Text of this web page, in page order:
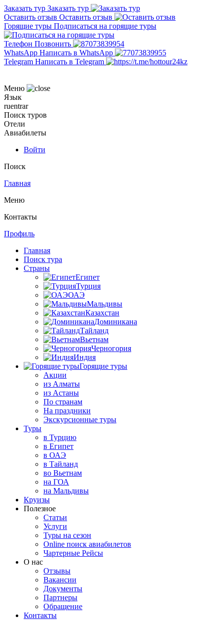
Заказать тур Заказать тур
Оставить отзыв Оставить отзыв
Горящие туры Подписаться на горящие туры
Телефон Позвонить
WhatsApp Написать в WhatsApp
Telegram Написать в Telegram
Меню
Язык
ruentrar
Поиск туров
Отели
Авиабилеты
Войти
Поиск
Главная
Меню
Контакты
Профиль
Главная
Поиск тура
Страны
Египет
Турция
ОАЭ
Мальдивы
Казахстан
Доминикана
Тайланд
Вьетнам
Черногория
Индия
Горящие туры
Акции
из Алматы
из Астаны
По странам
На праздники
Экскурсионные туры
Туры
в Турцию
в Египет
в ОАЭ
в Тайланд
во Вьетнам
на ГОА
на Мальдивы
Круизы
Полезное
Статьи
Услуги
Туры на сезон
Online поиск авиабилетов
Чартерные Рейсы
О нас
Отзывы
Вакансии
Документы
Партнеры
Обращение
Контакты